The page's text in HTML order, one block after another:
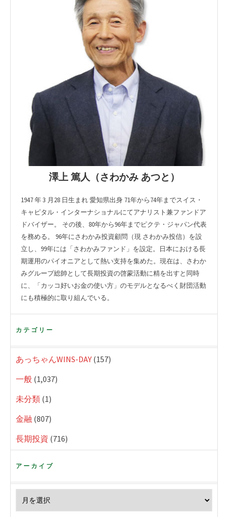
澤上 篤人（さわかみ あつと）
1947 年 3 月28 日生まれ 愛知県出身 71年から74年までスイス・
キャピタル・インターナショナルにてアナリスト兼ファンドア
ドバイザー。 その後、80年から96年までピクテ・ジャパン代表
を務める。 96年にさわかみ投資顧問（現 さわかみ投信）を設
立し、99年には「さわかみファンド」を設定。日本における長
期運用のパイオニアとして熱い支持を集めた。現在は、さわか
みグループ総帥として長期投資の啓蒙活動に精を出すと同時
に、「カッコ好いお金の使い方」のモデルとなるべく財団活動
にも積極的に取り組んでいる。
カテゴリー
あっちゃんWINS-DAY (157)
一般 (1,037)
未分類 (1)
金融 (807)
長期投資 (716)
アーカイブ